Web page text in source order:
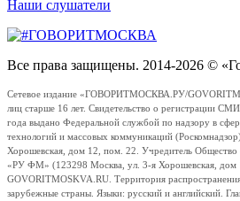
Наши слушатели
Все права защищены. 2014-2026 ©
Сетевое издание «ГОВОРИТМОСКВА.РУ/
лиц старше 16 лет. Свидетельство о регистрации
года выдано Федеральной службой по надзору в
технологий и массовых коммуникаций
Хорошевская, дом 12, пом. 22. Учредитель Общество
«РУ ФМ» (123298 Москва, ул. 3-я Хорошевская, дом
GOVORITMOSKVA.RU. Территория
зарубежные страны. Языки: русский и английский.